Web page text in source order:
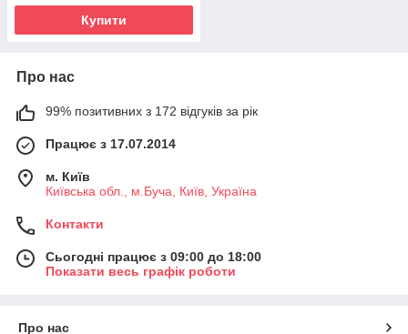
Купити
Про нас
99% позитивних з 172 відгуків за рік
Працює з 17.07.2014
м. Київ
Київська обл., м.Буча, Київ, Україна
Контакти
Сьогодні працює з 09:00 до 18:00
Показати весь графік роботи
Про нас